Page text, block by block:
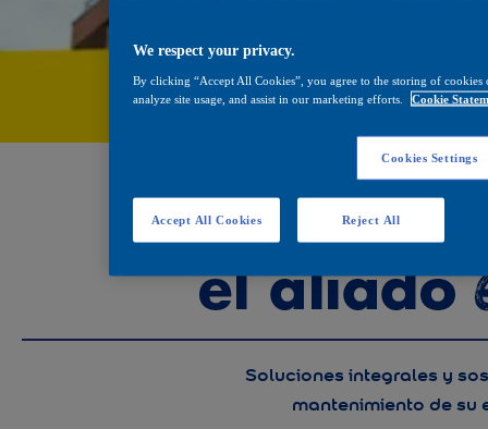
Soluciones integrales y
mantenimiento de su
We respect your privacy.
By clicking “Accept All Cookies”, you agree to the storing of
analyze site usage, and assist in our marketing efforts.
Cookie
Cookies Settings
Reject All
Accept All Cookies